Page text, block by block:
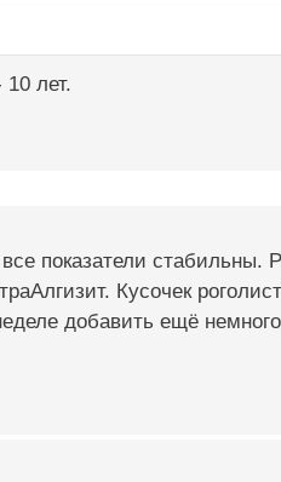
лет.
показатели стабильны.
Кусочек
добавить ещё